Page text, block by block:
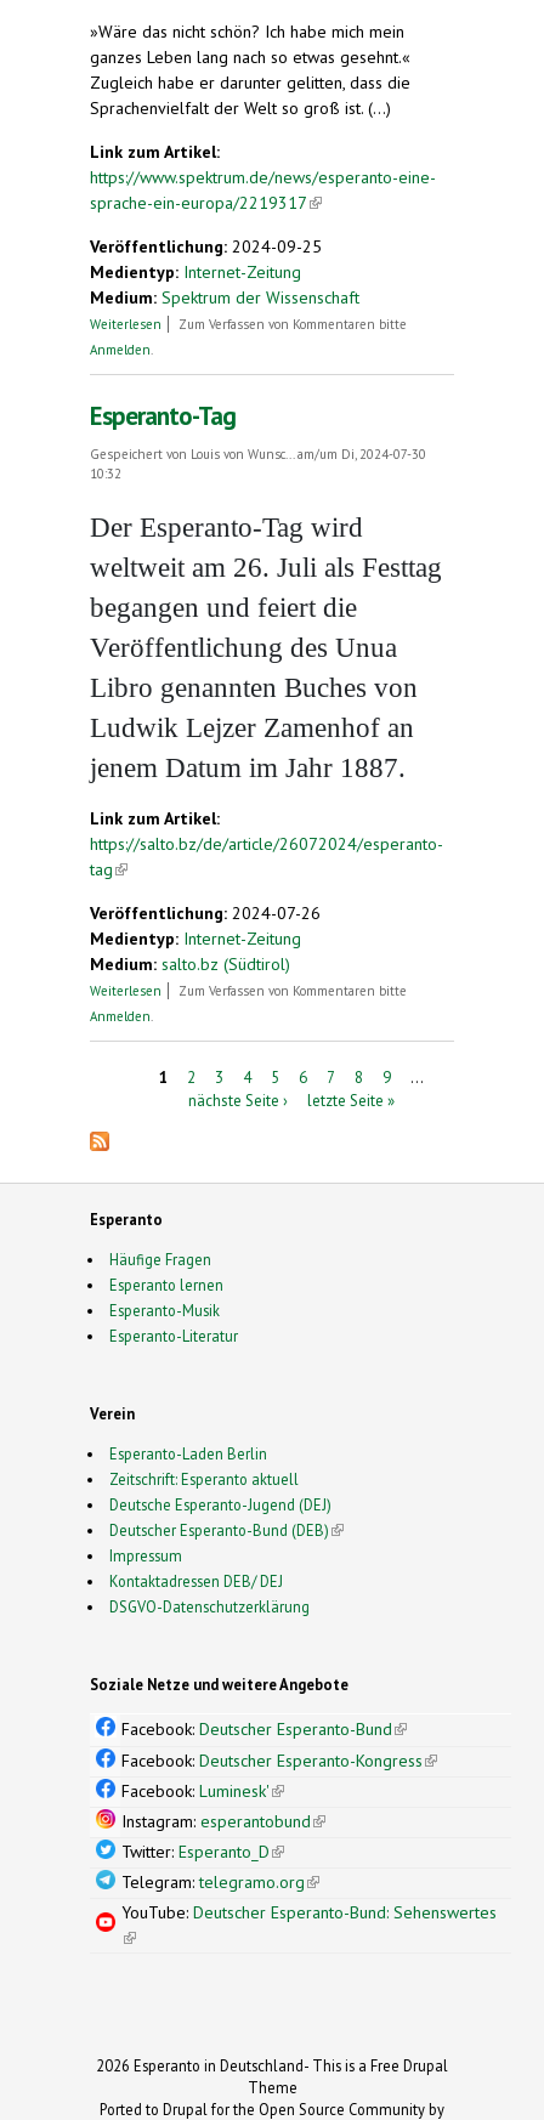
»Wäre das nicht schön? Ich habe mich mein
ganzes Leben lang nach so etwas gesehnt.«
Zugleich habe er darunter gelitten, dass die
Sprachenvielfalt der Welt so groß ist. (...)
Link zum Artikel:
https://www.spektrum.de/news/esperanto-eine-
sprache-ein-europa/2219317(link is external)
Veröffentlichung: 2024-09-25
Medientyp: Internet-Zeitung
Medium: Spektrum der Wissenschaft
Weiterlesen über Eine Sprache, ein Europa?
Zum Verfassen von Kommentaren bitte
Anmelden
Esperanto-Tag
Gespeichert von Louis von Wunsc...
am/um Di, 2024-07-30
10:32
Der Esperanto-Tag wird
weltweit am 26. Juli als Festtag
begangen und feiert die
Veröffentlichung des Unua
Libro genannten Buches von
Ludwik Lejzer Zamenhof an
jenem Datum im Jahr 1887.
Link zum Artikel:
https://salto.bz/de/article/26072024/esperanto-
tag(link is external)
Veröffentlichung: 2024-07-26
Medientyp: Internet-Zeitung
Medium: salto.bz (Südtirol)
Weiterlesen über Esperanto-Tag
Zum Verfassen von Kommentaren bitte
Anmelden
1 2 3 4 5 6 7 8 9
…
nächste Seite ›
letzte Seite »
Esperanto
Häufige Fragen
Esperanto lernen
Esperanto-Musik
Esperanto-Literatur
Verein
Esperanto-Laden Berlin
Zeitschrift: Esperanto aktuell
Deutsche Esperanto-Jugend (DEJ)
Deutscher Esperanto-Bund (DEB)(link is external)
Impressum
Kontaktadressen DEB/ DEJ
DSGVO-Datenschutzerklärung
Soziale Netze und weitere Angebote
Facebook: Deutscher Esperanto-Bund(link is
external)
Facebook: Deutscher Esperanto-Kongress(link is
Facebook: Luminesk'(link is external)
Instagram: esperantobund(link is external)
Twitter: Esperanto_D(link is external)
Telegram:telegramo.org(link is external)
YouTube: Deutscher Esperanto-Bund: Sehenswertes
(link is external)
2026 Esperanto in Deutschland- This is a Free Drupal
Theme
Ported to Drupal for the Open Source Community by